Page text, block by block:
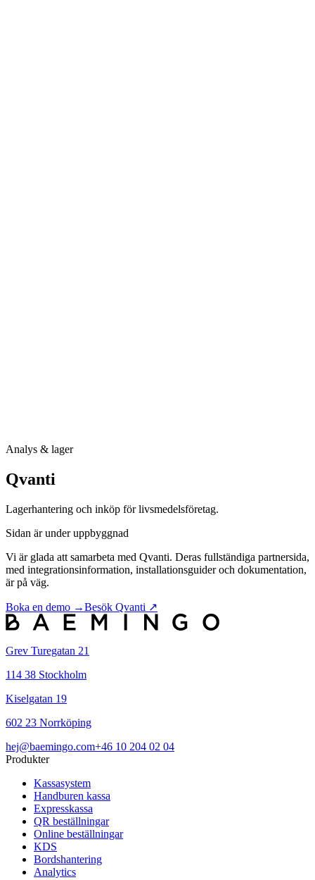
Analys & lager
Qvanti
Lagerhantering och inköp för livsmedelsföretag.
Sidan är under uppbyggnad
Vi är glada att samarbeta med Qvanti. Deras fullständiga partnersida,
med integrationsinformation, installationsguider och dokumentation,
är på väg.
Boka en demo →Besök Qvanti ↗
Grev Turegatan 21
114 38 Stockholm
Kiselgatan 19
602 23 Norrköping
hej@baemingo.com+46 10 204 02 04
Produkter
Kassasystem
Handburen kassa
Expresskassa
QR beställningar
Online beställningar
KDS
Bordshantering
Analytics